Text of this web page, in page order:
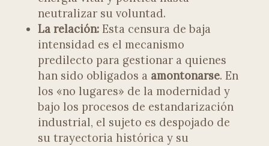
neutralizar su voluntad.
La relación:Esta censura de baja
intensidad es el mecanismo
predilecto para gestionar a quienes
han sido obligados a amontonarse. En
los «no lugares» de la modernidad y
bajo los procesos de estandarización
industrial, el sujeto es despojado de
su trayectoria histórica y su